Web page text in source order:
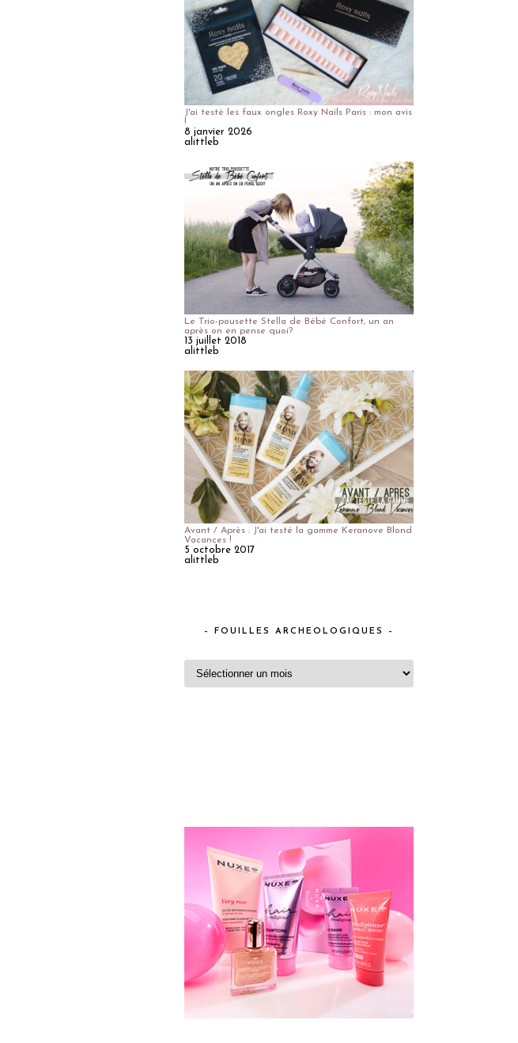
J'ai testé les faux ongles Roxy Nails Paris : mon avis
!
8 janvier 2026
alittleb
Le Trio-pousette Stella de Bébé Confort, un an
après on en pense quoi?
13 juillet 2018
alittleb
Avant / Après : J'ai testé la gamme Keranove Blond
Vacances !
5 octobre 2017
alittleb
– FOUILLES ARCHEOLOGIQUES –